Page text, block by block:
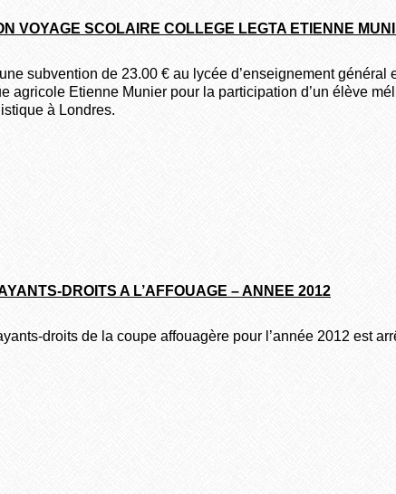
VOYAGE SCOLAIRE COLLEGE LEGTA ETIENNE
subvention de 23.00 € au lycée d’enseignement général
agricole Etienne Munier pour la participation d’un élève
à Londres.
DROITS A L’AFFOUAGE – ANNEE 2012
droits de la coupe affouagère pour l’année 2012 est